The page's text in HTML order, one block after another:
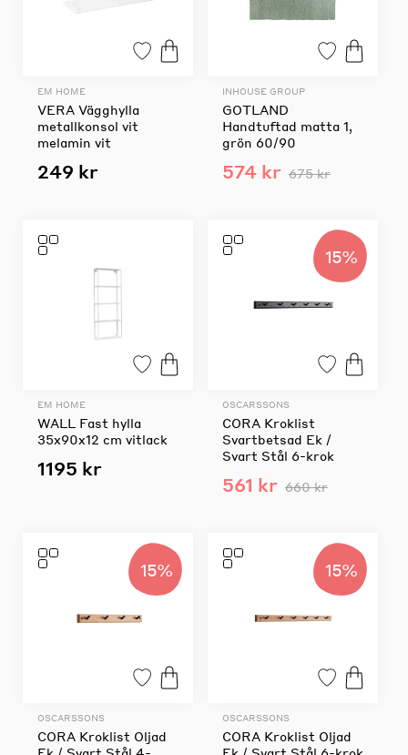
EM HOME
VERA Vägghylla
metallkonsol vit
melamin vit
249 kr
INHOUSE GROUP
GOTLAND
Handtuftad matta 1,
grön 60/90
574 kr 675 kr
EM HOME
WALL Fast hylla
35x90x12 cm vitlack
1195 kr
15%
OSCARSSONS
CORA Kroklist
Svartbetsad Ek /
Svart Stål 6-krok
561 kr 660 kr
15%
OSCARSSONS
CORA Kroklist Oljad
15%
OSCARSSONS
CORA Kroklist Oljad